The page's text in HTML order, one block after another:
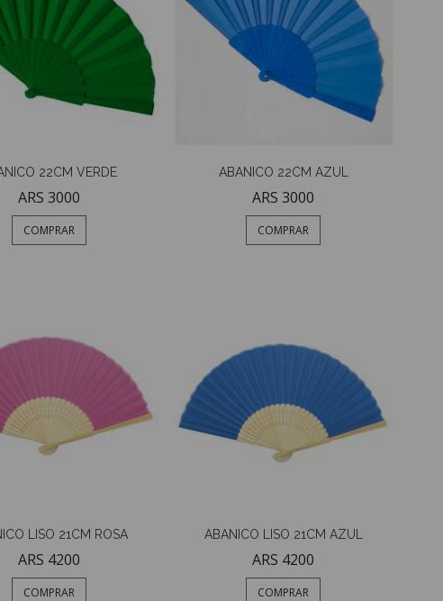
22CM VERDE
ARS 3000
COMPRAR
ABANICO 22CM AZUL
ARS 3000
COMPRAR
LISO 21CM ROSA
ARS 4200
COMPRAR
ABANICO LISO 21CM AZUL
ARS 4200
COMPRAR